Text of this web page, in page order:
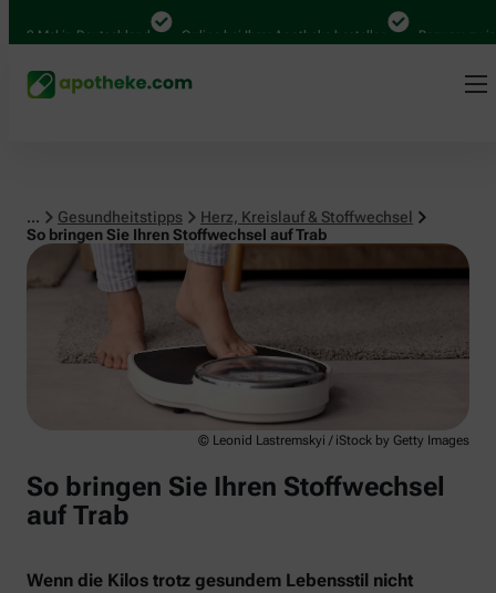
Mal in Deutschland Online bei Ihrer Apotheke bestellen Bequem
... Gesundheitstipps
Herz, Kreislauf & Stoffwechsel
So bringen Sie Ihren Stoffwechsel auf Trab
Herz, Kreislauf & Stoffwechsel
© Leonid Lastremskyi / iStock by Getty Images
So bringen Sie Ihren Stoffwechsel
auf Trab
Wenn die Kilos trotz gesundem Lebensstil nicht